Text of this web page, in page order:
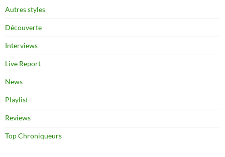
Autres styles
Découverte
Interviews
Live Report
News
Playlist
Reviews
Top Chroniqueurs